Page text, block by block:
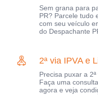
Sem grana para
PR? Parcele tudo
com seu veículo
do Despachante
2ª via IPVA e
Precisa puxar a
Faça uma
agora e veja